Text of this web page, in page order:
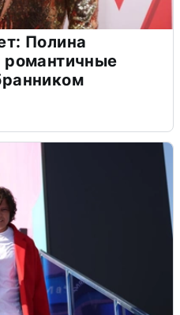
Полина
романтичные